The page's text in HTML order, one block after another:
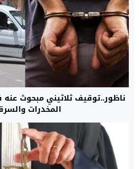
ناظور..توقيف ثلاثيني مبحوث عنه
المخدرات